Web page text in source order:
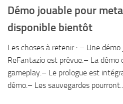
Démo jouable pour
disponible bientôt
Les choses à retenir : – Une
ReFantazio est prévue.– La
gameplay.– Le prologue est
démo.– Les sauvegardes